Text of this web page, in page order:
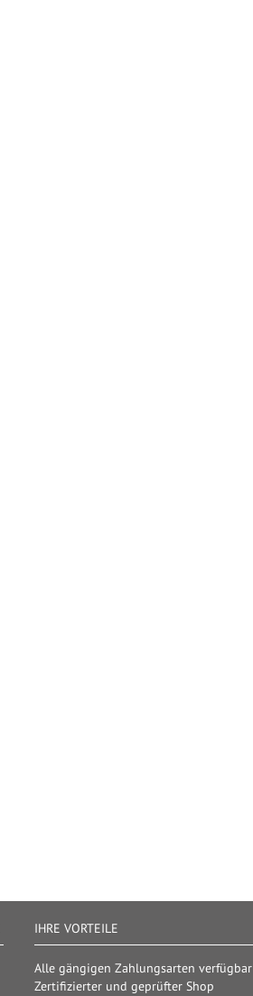
IHRE VORTEILE
Alle gängigen Zahlungsarten verfügbar
Zertifizierter und geprüfter Shop